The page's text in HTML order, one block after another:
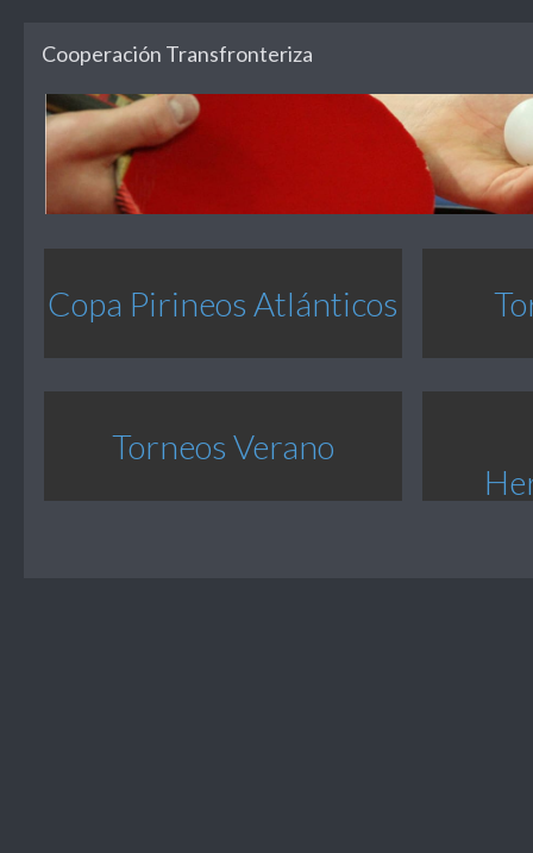
Cooperación Transfronteriza
Copa Pirineos Atlánticos
Torneos Verano